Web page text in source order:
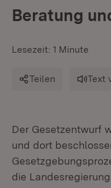
Beratung
Lesezeit: 1 Minute
Teilen Text
Der Gesetzentwurf
und dort
die